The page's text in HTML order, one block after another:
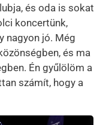
és oda is sokat
koncertünk,
nagyon jó. Még
és ma
Én gyűlölöm a
számít, hogy a